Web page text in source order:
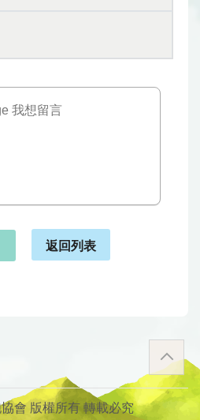
返回列表
會 版權所有 轉載必究